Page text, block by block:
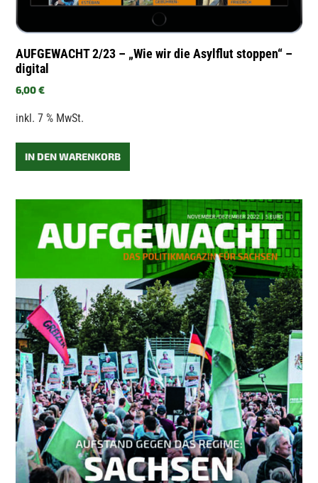
AUFGEWACHT 2/23 – „Wie wir die Asylflut stoppen“ –
digital
6,00€
inkl. 7 % MwSt.
IN DEN WARENKORB